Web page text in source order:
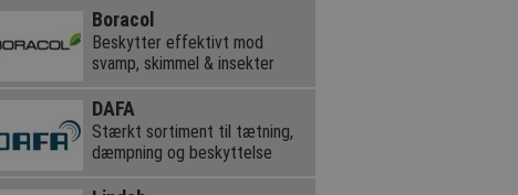
Boracol
Beskytter effektivt mod
svamp, skimmel & insekter
DAFA
Stærkt sortiment til tætning,
dæmpning og beskyttelse